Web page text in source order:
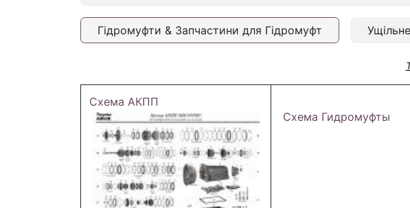
Гідромуфти & Запчастини для Гідромуфт
Схема АКПП
Схема Гидромуфты